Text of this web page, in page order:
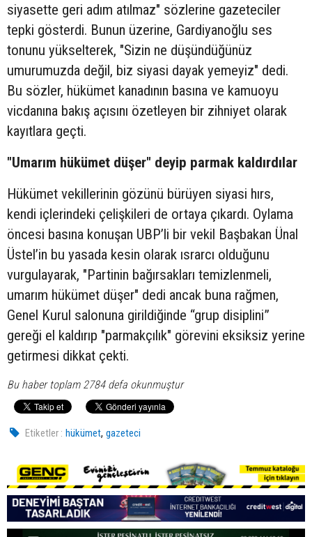
siyasette geri adım atılmaz" sözlerine gazeteciler
tepki gösterdi. Bunun üzerine, Gardiyanoğlu ses
tonunu yükselterek, "Sizin ne düşündüğünüz
umurumuzda değil, biz siyasi dayak yemeyiz" dedi.
Bu sözler, hükümet kanadının basına ve kamuoyu
vicdanına bakış açısını özetleyen bir zihniyet olarak
kayıtlara geçti.
"Umarım hükümet düşer" deyip parmak kaldırdılar
Hükümet vekillerinin gözünü bürüyen siyasi hırs,
kendi içlerindeki çelişkileri de ortaya çıkardı. Oylama
öncesi basına konuşan UBP’li bir vekil Başbakan Ünal
Üstel’in bu yasada kesin olarak ısrarcı olduğunu
vurgulayarak, "Partinin bağırsakları temizlenmeli,
umarım hükümet düşer" dedi ancak buna rağmen,
Genel Kurul salonuna girildiğinde “grup disiplini”
gereği el kaldırıp "parmakçılık" görevini eksiksiz yerine
getirmesi dikkat çekti.
Bu haber toplam 2784 defa okunmuştur
Etiketler : hükümet,gazeteci